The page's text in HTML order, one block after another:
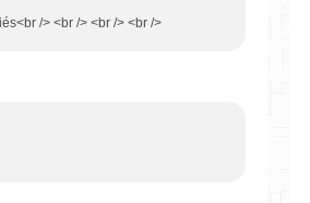
/> <br /> <br /> <br />